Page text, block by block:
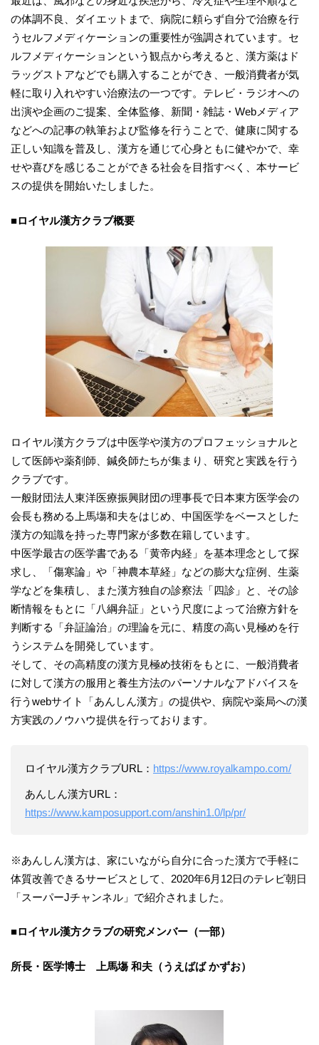
の体調不良、ダイエットまで、病院に頼らず自分で治療を行
うセルフメディケーションの重要性が強調されています。セ
ルフメディケーションという観点から考えると、漢方薬はド
ラッグストアなどでも購入することができ、一般消費者が気
軽に取り入れやすい治療法の一つです。テレビ・ラジオへの
出演や企画のご提案、全体監修、新聞・雑誌・Webメディア
などへの記事の執筆および監修を行うことで、健康に関する
正しい知識を普及し、漢方を通じて心身ともに健やかで、幸
せや喜びを感じることができる社会を目指すべく、本サービ
スの提供を開始いたしました。
■ロイヤル漢方クラブ概要
ロイヤル漢方クラブは​中医学や漢方のプロフェッショナルと
して医師や薬剤師、鍼灸師たちが集まり、研究と実践を行う
クラブです。
一般財団法人東洋医療振興財団の理事長で日本東方医学会の
会長も務める上馬塲和夫をはじめ、中国医学をベースとした
漢方の知識を持った専門家が多数在籍しています。
中医学最古の医学書である「黄帝内経」を基本理念として探
求し、「傷寒論」や「神農本草経」などの膨大な症例、生薬
学などを集積し、また漢方独自の診察法「四診」と、その診
断情報をもとに「八綱弁証」という尺度によって治療方針を
判断する「弁証論治」の理論を元に、精度の高い見極めを行
うシステムを開発しています。
そして、その高精度の漢方見極め技術をもとに、一般消費者
に対して漢方の服用と養生方法のパーソナルなアドバイスを
行うwebサイト「あんしん漢方」の提供や、病院や薬局への漢
方実践のノウハウ提供を行っております。
ロイヤル漢方クラブURL： https://www.royalkampo.com/
あんしん漢方URL：
https://www.kamposupport.com/anshin1.0/lp/pr/
※あんしん漢方は、家にいながら自分に合った漢方で手軽に
体質改善できるサービスとして、2020年6月12日のテレビ朝日
「スーパーJチャンネル」で紹介されました。
■ロイヤル漢方クラブの研究メンバー（一部）
所長・医学博士 上馬塲 和夫（うえばば かずお）